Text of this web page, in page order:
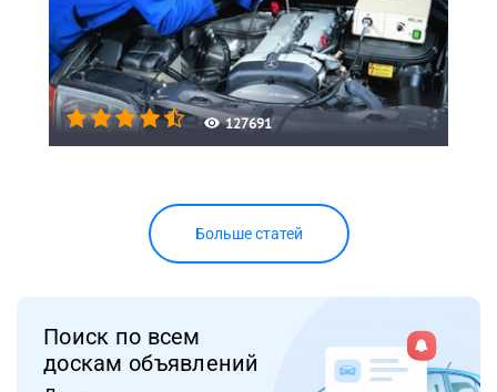
127691
Больше статей
Поиск по всем
доскам объявлений